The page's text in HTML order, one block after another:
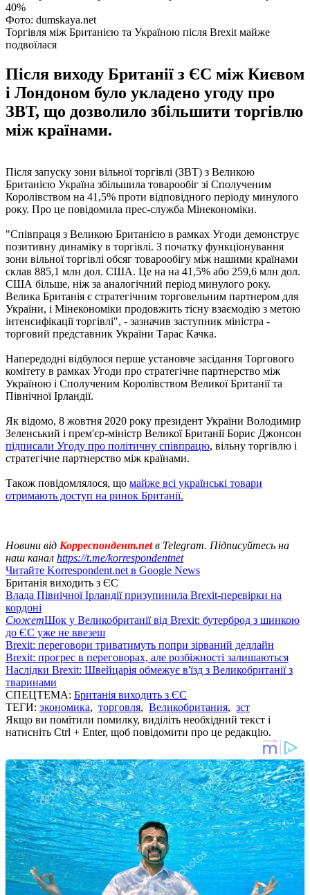
Фото: dumskaya.net
Торгівля між Британією та Україною після Brexit майже
подвоїлася
Після виходу Британії з ЄС між Києвом
і Лондоном було укладено угоду про
ЗВТ, що дозволило збільшити торгівлю
між країнами.
Після запуску зони вільної торгівлі (ЗВТ) з Великою
Британією Україна збільшила товарообіг зі Сполученим
Королівством на 41,5% проти відповідного періоду минулого
року. Про це повідомила прес-служба Мінекономіки.
"Співпраця з Великою Британією в рамках Угоди демонструє
позитивну динаміку в торгівлі. З початку функціонування
зони вільної торгівлі обсяг товарообігу між нашими країнами
склав 885,1 млн дол. США. Це на на 41,5% або 259,6 млн дол.
США більше, ніж за аналогічний період минулого року.
Велика Британія є стратегічним торговельним партнером для
України, і Мінекономіки продовжить тісну взаємодію з метою
інтенсифікації торгівлі", - зазначив заступник міністра -
торговий представник України Тарас Качка.
Напередодні відбулося перше установче засідання Торгового
комітету в рамках Угоди про стратегічне партнерство між
Україною і Сполученим Королівством Великої Британії та
Північної Ірландії.
Як відомо, 8 жовтня 2020 року президент України Володимир
Зеленський і прем'єр-міністр Великої Британії Борис Джонсон
підписали Угоду про політичну співпрацю, вільну торгівлю і
стратегічне партнерство між країнами.
Також повідомлялося, що майже всі українські товари
отримають доступ на ринок Британії.
Новини від Корреспондент.netв Telegram. Підписуйтесь на
наш канал https://t.me/korrespondentnet
Читайте Korrespondent.net в Google News
Британія виходить з ЄС
Влада Північної Ірландії призупинила Brexit-перевірки на
кордоні
СюжетШок у Великобританії від Brexit: бутерброд з шинкою
до ЄС уже не ввезеш
Brexit: переговори триватимуть попри зірваний дедлайн
Brexit: прогрес в переговорах, але розбіжності залишаються
Наслідки Brexit: Швейцарія обмежує в'їзд з Великобританії з
тваринами
СПЕЦТЕМА: Британія виходить з ЄС
ТЕГИ: экономика, торговля, Великобритания, зст
Якщо ви помітили помилку, виділіть необхідний текст і
натисніть Ctrl + Enter, щоб повідомити про це редакцію.